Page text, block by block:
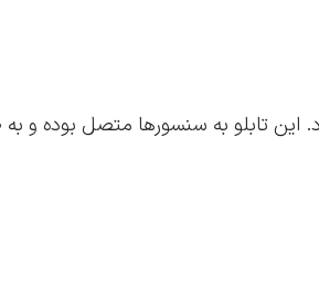
این تابلو به سنسورها متصل بوده و